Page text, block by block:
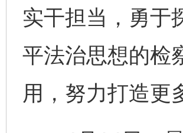
实干担当，勇于
平法治思想的检
用，努力打造更